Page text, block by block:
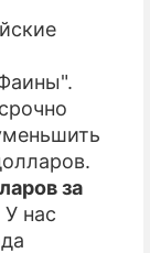
за
У нас